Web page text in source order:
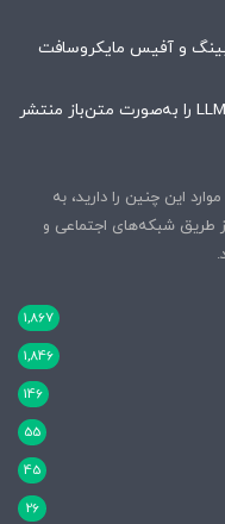
و آفیس مایکروسافت
اپل بی‌سروصدا یک مدل هوش مصنوعی LLM را به‌صورت متن‌باز منتشر
این چنین را دارید، به
طریق شبکه‌های اجتماعی و
1,867
1,846
146
55
45
26